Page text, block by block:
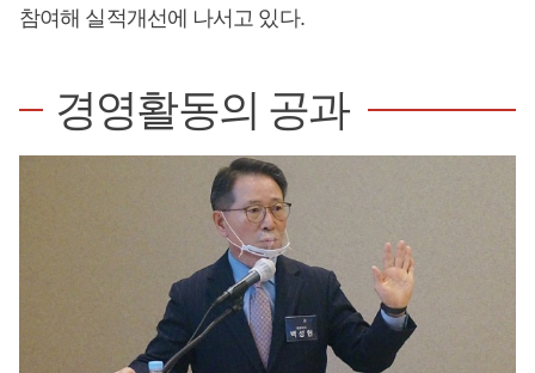
참여해 실적개선에 나서고 있다.
경영활동의 공과